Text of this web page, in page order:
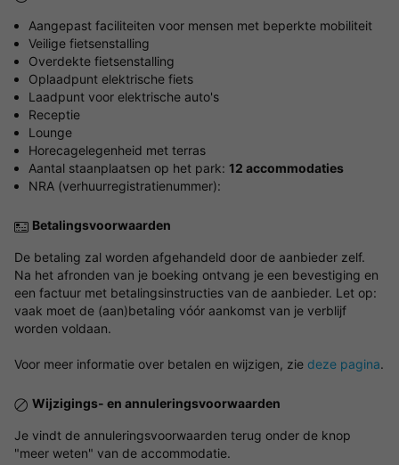
Aangepast faciliteiten voor mensen met beperkte mobiliteit
Veilige fietsenstalling
Overdekte fietsenstalling
Oplaadpunt elektrische fiets
Laadpunt voor elektrische auto's
Receptie
Lounge
Horecagelegenheid met terras
Aantal staanplaatsen op het park: 12 accommodaties
NRA (verhuurregistratienummer):
Betalingsvoorwaarden
De betaling zal worden afgehandeld door de aanbieder zelf.
Na het afronden van je boeking ontvang je een bevestiging en
een factuur met betalingsinstructies van de aanbieder. Let op:
vaak moet de (aan)betaling vóór aankomst van je verblijf
worden voldaan.
Voor meer informatie over betalen en wijzigen, zie deze pagina.
Wijzigings- en annuleringsvoorwaarden
Je vindt de annuleringsvoorwaarden terug onder de knop
"meer weten" van de accommodatie.